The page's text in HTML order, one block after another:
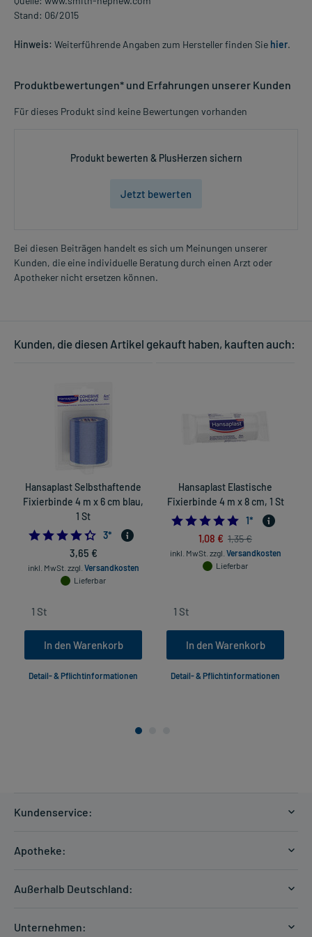
Stand: 06/2015
Hinweis: Weiterführende Angaben zum Hersteller finden Sie hier.
Produktbewertungen* und Erfahrungen unserer Kunden
Für dieses Produkt sind keine Bewertungen vorhanden
Produkt bewerten & PlusHerzen sichern
Jetzt bewerten
Bei diesen Beiträgen handelt es sich um Meinungen unserer
Kunden, die eine individuelle Beratung durch einen Arzt oder
Apotheker nicht ersetzen können.
Kunden, die diesen Artikel gekauft haben, kauften auch:
Hansaplast Selbsthaftende
Fixierbinde 4 m x 6 cm blau,
1 St
4.333333333333333
3*
3,65 €
inkl. MwSt. zzgl. Versandkosten
Lieferbar
In den Warenkorb
Detail- & Pflichtinformationen
Hansaplast Elastische
Fixierbinde 4 m x 8 cm, 1 St
5.0
1*
1,08 € 1,35 €
inkl. MwSt. zzgl. Versandkosten
Lieferbar
In den Warenkorb
Detail- & Pflichtinformationen
Kundenservice:
Zahlungsarten
Hilfe
Apotheke:
Außerhalb Deutschland:
Unternehmen: